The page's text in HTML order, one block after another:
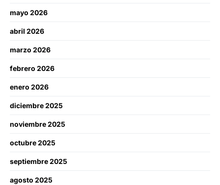
mayo 2026
abril 2026
marzo 2026
febrero 2026
enero 2026
diciembre 2025
noviembre 2025
octubre 2025
septiembre 2025
agosto 2025